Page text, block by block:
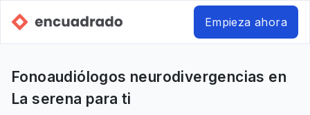
Empieza ahora
Fonoaudiólogos neurodivergencias en
La serena para ti